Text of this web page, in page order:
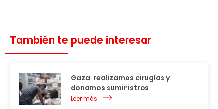
También te puede interesar
Gaza: realizamos cirugías y
donamos suministros
Leer más